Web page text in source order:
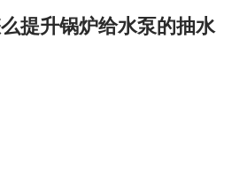
提升锅炉给水泵的抽水